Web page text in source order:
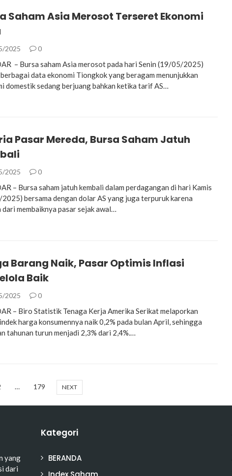
Saham Asia Merosot Terseret Ekonomi
2025 0
– Bursa saham Asia merosot pada hari Senin (19/05/2025)
data ekonomi Tiongkok yang beragam menunjukkan
domestik sedang berjuang bahkan ketika tarif AS…
Pasar Mereda, Bursa Saham Jatuh
2025 0
– Bursa saham jatuh kembali dalam perdagangan di hari Kamis
bersama dengan dolar AS yang juga terpuruk karena
membaiknya pasar sejak awal…
Barang Naik, Pasar Optimis Inflasi
Baik
2025 0
– Biro Statistik Tenaga Kerja Amerika Serikat melaporkan
harga konsumennya naik 0,2% pada bulan April, sehingga
tahunan turun menjadi 2,3% dari 2,4%.…
… 179 NEXT
yang
dari
Kategori
BERANDA